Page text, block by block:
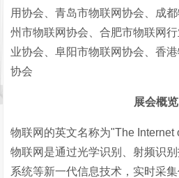
用协会、青岛市物联网协会、成
州市物联网协会、合肥市物联网
业协会、阜阳市物联网协会、香
协会
展会概览
物联网的英文名称为"The Internet
物联网是通过光学识别、射频识
系统等新一代信息技术，实时采